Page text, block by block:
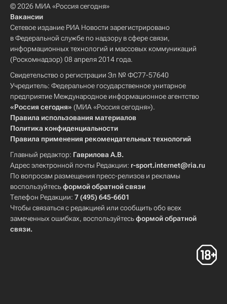
© 2026 МИА «Россия сегодня»
Вакансии
Сетевое издание РИА Новости зарегистрировано
в Федеральной службе по надзору в сфере связи,
информационных технологий и массовых коммуникаций
(Роскомнадзор) 08 апреля 2014 года.
Свидетельство о регистрации Эл № ФС77-57640
Учредитель: Федеральное государственное унитарное
предприятие Международное информационное агентство
«Россия сегодня» (МИА «Россия сегодня»).
Правила использования материалов
Политика конфиденциальности
Правила применения рекомендательных технологий
Главный редактор: Гаврилова А.В.
Адрес электронной почты Редакции: r-sport.internet@ria.ru
По вопросам размещения пресс-релизов и рекламы
воспользуйтесьформой обратной связи
Телефон Редакции: 7 (495) 645-6601
Чтобы связаться с редакцией или сообщить обо всех
замеченных ошибках, воспользуйтесьформой обратной
связи.